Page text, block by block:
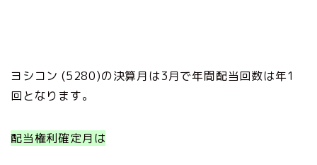
ヨシコン (5280)の決算月は3月で年間配当回数は年1
回となります。
配当権利確定月は